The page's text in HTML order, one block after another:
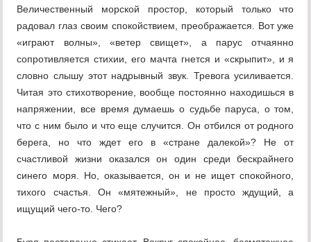
Величественный морской простор, который только что
радовал глаз своим спокойствием, преображается. Вот уже
«играют волны», «ветер свищет», а парус отчаянно
сопротивляется стихии, его мачта гнется и «скрыпит», и я
словно слышу этот надрывный звук. Тревога усиливается.
Читая это стихотворение, вообще постоянно находишься в
напряжении, все время думаешь о судьбе паруса, о том,
что с ним было и что еще случится. Он отбился от родного
берега, но что ждет его в «стране далекой»? Не от
счастливой жизни оказался он один среди бескрайнего
синего моря. Но, оказывается, он и не ищет спокойного,
тихого счастья. Он «мятежный», не просто ждущий, а
ищущий чего-то. Чего?